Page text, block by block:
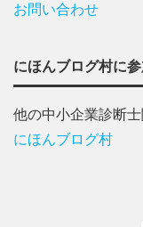
お問い合わせ
にほんブログ村に
他の中小企業診断
にほんブログ村